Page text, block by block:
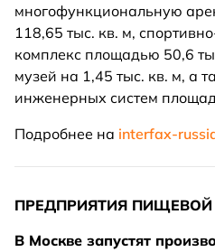
многофункциональную
118,65 тыс. кв. м,
комплекс площадью 50,6
музей на 1,45 тыс. кв. м, а
инженерных систем
Подробнее на interfax-
ПРЕДПРИЯТИЯ
В Москве запустят